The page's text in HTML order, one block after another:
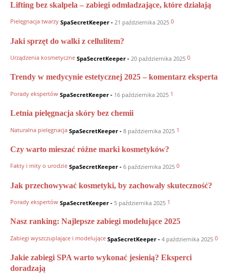
Lifting bez skalpela – zabiegi odmładzające, które działają
Pielęgnacja twarzy SpaSecretKeeper - 21 października 2025 0
Jaki sprzęt do walki z cellulitem?
Urządzenia kosmetyczne SpaSecretKeeper - 20 października 2025 0
Trendy w medycynie estetycznej 2025 – komentarz eksperta
Porady ekspertów SpaSecretKeeper - 16 października 2025 1
Letnia pielęgnacja skóry bez chemii
Naturalna pielęgnacja SpaSecretKeeper - 8 października 2025 1
Czy warto mieszać różne marki kosmetyków?
Fakty i mity o urodzie SpaSecretKeeper - 6 października 2025 0
Jak przechowywać kosmetyki, by zachowały skuteczność?
Porady ekspertów SpaSecretKeeper - 5 października 2025 1
Nasz ranking: Najlepsze zabiegi modelujące 2025
Zabiegi wyszczuplające i modelujące SpaSecretKeeper - 4 października 2025 0
Jakie zabiegi SPA warto wykonać jesienią? Eksperci
doradzają